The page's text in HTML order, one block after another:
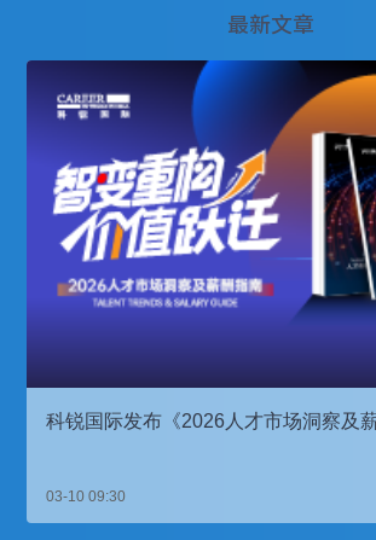
最新文章
科锐国际发布《2026人才市场洞察及
03-10 09:30